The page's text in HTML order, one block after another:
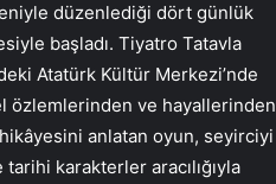
düzenlediği dört günlük
başladı. Tiyatro Tatavla
Atatürk Kültür Merkezi’nde
özlemlerinden ve hayallerinden
anlatan oyun, seyirciyi
karakterler aracılığıyla